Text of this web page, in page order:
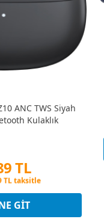
ANC TWS Siyah
Kulaklık
TL
3 Taksit
3 Taksit
GIT